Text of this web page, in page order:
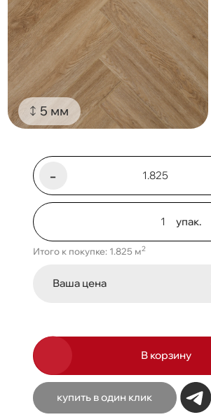
-
упак.
Итого к покупке: 1.825 м2
Ваша цена
В корзину
купить в один клик
5 мм